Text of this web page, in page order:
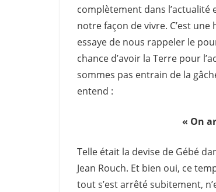
complètement dans
notre façon de vivre. C’est
essaye de nous rappeler le
chance d’avoir la Terre pour
sommes pas entrain de la
entend :
« On
Telle était la devise de Gébé
Jean Rouch. Et bien oui, ce
tout s’est arrêté subitement,